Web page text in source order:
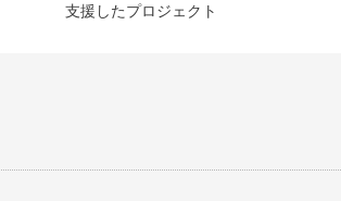
支援したプロジェクト